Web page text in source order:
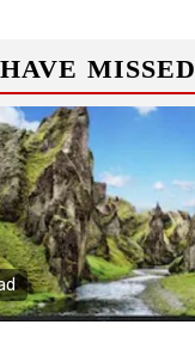
MISSED